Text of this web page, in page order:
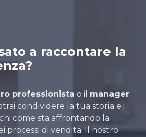
a raccontare la
professionista o il manager
condividere la tua storia e i
come sta affrontando la
processi di vendita. Il nostro